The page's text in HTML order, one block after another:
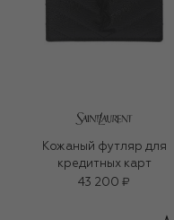
Кожаный футляр для
кредитных карт
43 200 ₽